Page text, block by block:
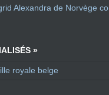
Alexandra de Norvège
»
royale belge